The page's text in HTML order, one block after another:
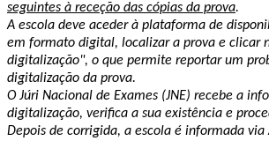
seguintes à receção das cópias da prova.
A escola deve aceder à plataforma de
em formato digital, localizar a prova e clicar
digitalização", o que permite reportar um
digitalização da prova.
O Júri Nacional de Exames (JNE) recebe a
digitalização, verifica a sua existência e
Depois de corrigida, a escola é informada